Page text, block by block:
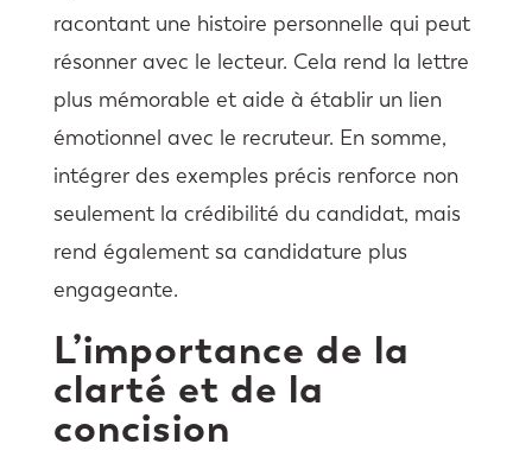
racontant une histoire personnelle qui peut
résonner avec le lecteur. Cela rend la lettre
plus mémorable et aide à établir un lien
émotionnel avec le recruteur. En somme,
intégrer des exemples précis renforce non
seulement la crédibilité du candidat, mais
rend également sa candidature plus
engageante.
L’importance de la
clarté et de la
concision